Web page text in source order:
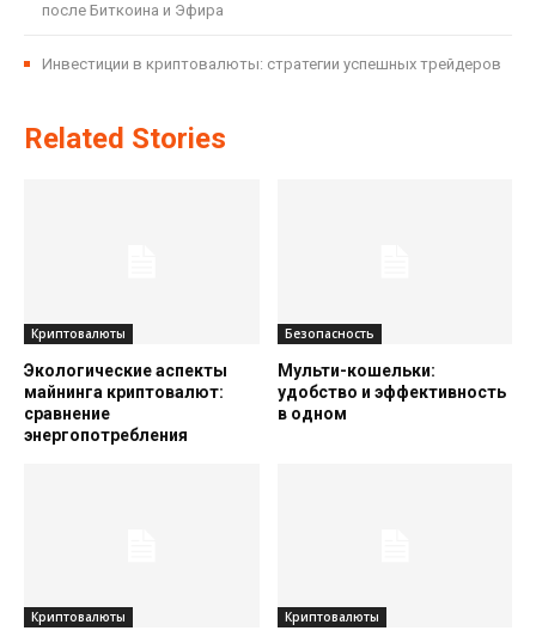
после Биткоина и Эфира
Инвестиции в криптовалюты: стратегии успешных трейдеров
Related Stories
Криптовалюты
Экологические аспекты
майнинга криптовалют:
сравнение
энергопотребления
Безопасность
Мульти-кошельки:
удобство и эффективность
в одном
Криптовалюты Криптовалюты